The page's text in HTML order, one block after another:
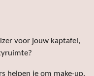
voor jouw kaptafel,
helpen je om make-up,